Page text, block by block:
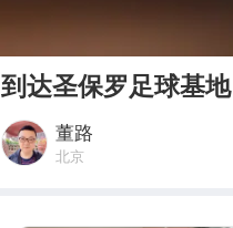
到达圣保罗足球基
董路
北京